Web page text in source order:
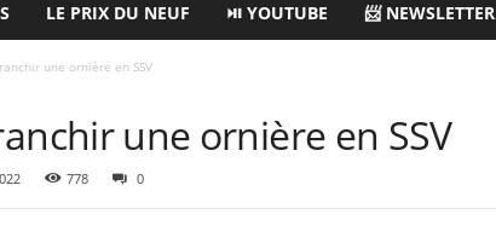
LE PRIX DU NEUF ⏯ YOUTUBE 📨 NEWSLETTER
une ornière en SSV
une ornière en SSV
778 0